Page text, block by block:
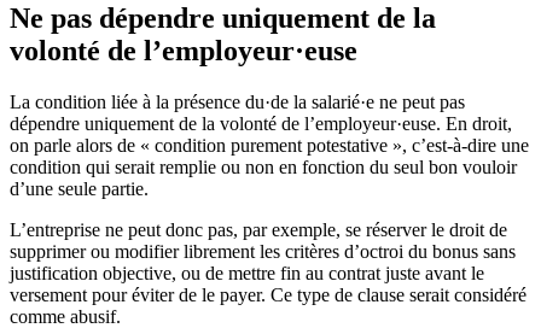
Ne pas dépendre uniquement de la
volonté de l’employeur·euse
La condition liée à la présence du·de la salarié·e ne peut pas
dépendre uniquement de la volonté de l’employeur·euse. En droit,
on parle alors de « condition purement potestative », c’est-à-dire une
condition qui serait remplie ou non en fonction du seul bon vouloir
d’une seule partie.
L’entreprise ne peut donc pas, par exemple, se réserver le droit de
supprimer ou modifier librement les critères d’octroi du bonus sans
justification objective, ou de mettre fin au contrat juste avant le
versement pour éviter de le payer. Ce type de clause serait considéré
comme abusif.